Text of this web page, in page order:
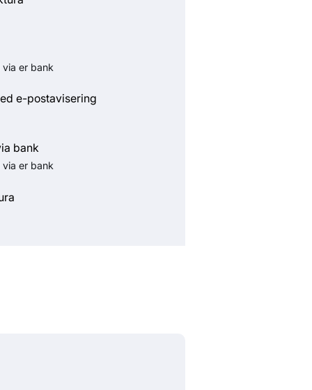
er bank
e-postavisering
bank
er bank